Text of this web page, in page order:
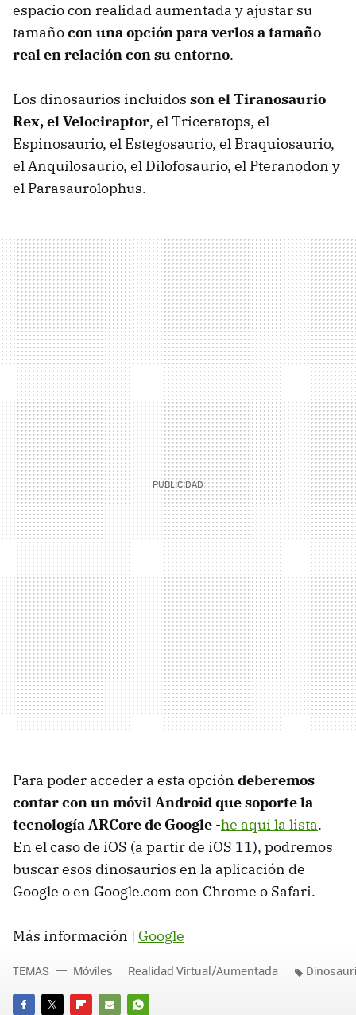
espacio con realidad aumentada y ajustar su
tamañocon una opción para verlos a tamaño
real en relación con su entorno.
Los dinosaurios incluidos son el Tiranosaurio
Rex, el Velociraptor, el Triceratops, el
Espinosaurio, el Estegosaurio, el Braquiosaurio,
el Anquilosaurio, el Dilofosaurio, el Pteranodon y
el Parasaurolophus.
Para poder acceder a esta opción deberemos
contar con un móvil Android que soporte la
tecnología ARCore de Google -he aquí la lista.
En el caso de iOS (a partir de iOS 11), podremos
buscar esos dinosaurios en la aplicación de
Google o en Google.com con Chrome o Safari.
Más información | Google
TEMAS Móviles Realidad Virtual/Aumentada